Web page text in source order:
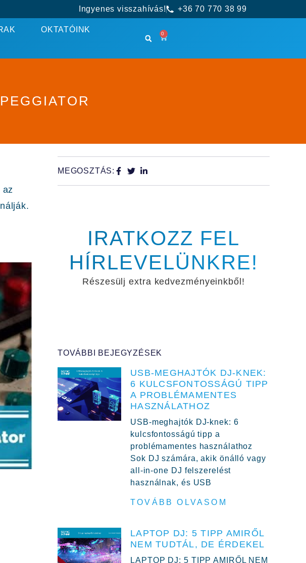
Ingyenes visszahívás! +36 70 770 38 99
OKTATÓINK
0
MEGOSZTÁS:
IRATKOZZ FEL
HÍRLEVELÜNKRE!
Részesülj extra kedvezményeinkből!
TOVÁBBI BEJEGYZÉSEK
USB-MEGHAJTÓK DJ-KNEK:
6 KULCSFONTOSSÁGÚ TIPP
A PROBLÉMAMENTES
HASZNÁLATHOZ
USB-meghajtók DJ-knek: 6
kulcsfontosságú tipp a
problémamentes használathoz
Sok DJ számára, akik önálló vagy
all-in-one DJ felszerelést
használnak, és USB
TOVÁBB OLVASOM
LAPTOP DJ: 5 TIPP AMIRŐL
NEM TUDTÁL, DE ÉRDEKEL
LAPTOP DJ: 5 TIPP AMIRŐL NEM